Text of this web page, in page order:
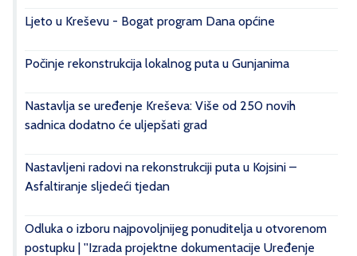
Ljeto u Kreševu - Bogat program Dana općine
Počinje rekonstrukcija lokalnog puta u Gunjanima
Nastavlja se uređenje Kreševa: Više od 250 novih
sadnica dodatno će uljepšati grad
Nastavljeni radovi na rekonstrukciji puta u Kojsini –
Asfaltiranje sljedeći tjedan
Odluka o izboru najpovoljnijeg ponuditelja u otvorenom
postupku | ''Izrada projektne dokumentacije Uređenje